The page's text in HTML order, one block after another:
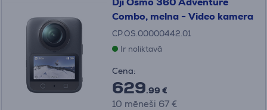
Combo, melna - Video kamera
CP.OS.00000442.01
Ir noliktavā
Cena:
629.99 €
10 mēneši 67 €